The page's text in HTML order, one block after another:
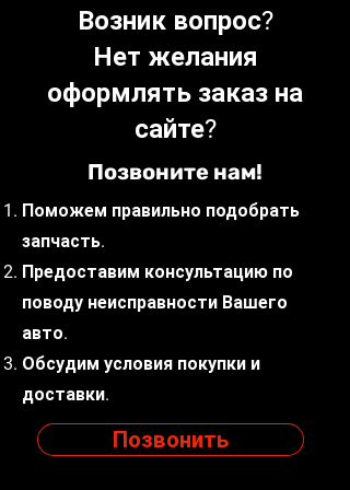
сторони.
Відправлення запчастин
щодня до 16:00.Доставка
вибраною Вами службою
доставки (САТ, НоваПошта,
Delivery, Meest).
Возник вопрос?
Нет желания
оформлять заказ на
сайте?
Позвоните нам!
Поможем правильно подобрать
запчасть.
Предоставим консультацию по
поводу неисправности Вашего
авто.
Обсудим условия покупки и
доставки.
Позвонить